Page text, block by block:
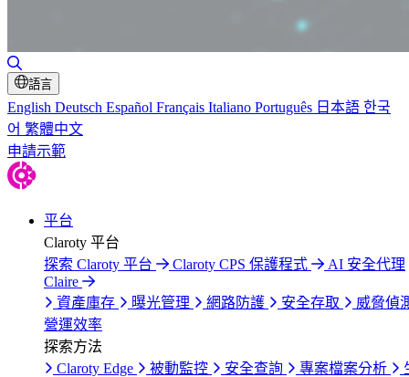
切換搜尋
語言
English Deutsch Español Français Italiano Português 日本語 한국
어 繁體中文
申請示範
平台
Claroty 平台
探索 Claroty 平台
Claroty CPS 保護程式
AI 安全代理
Claire
資產庫存
曝光管理 網路防護 安全存取
威脅偵
營運效率
探索方法
Claroty Edge
被動監控 安全查詢 專案檔案分析